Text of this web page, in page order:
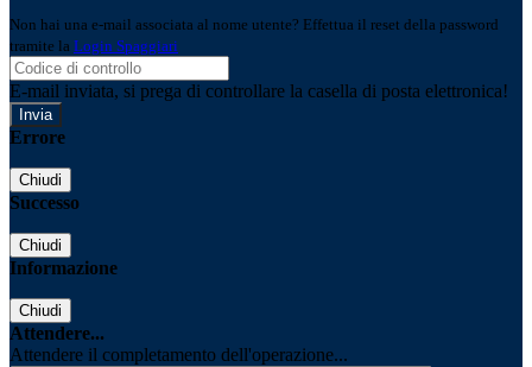
Non hai una e-mail associata al nome utente? Effettua il reset della password
tramite la Login Spaggiari
E-mail inviata, si prega di controllare la casella di posta elettronica!
Errore
Chiudi
Successo
Chiudi
Informazione
Chiudi
Attendere...
Attendere il completamento dell'operazione...